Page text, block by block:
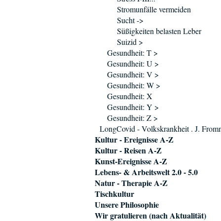
Stromunfälle vermeiden
Sucht ->
Süßigkeiten belasten Leber
Suizid >
Gesundheit: T >
Gesundheit: U >
Gesundheit: V >
Gesundheit: W >
Gesundheit: X
Gesundheit: Y >
Gesundheit: Z >
LongCovid - Volkskrankheit . J.
Kultur - Ereignisse A-Z
Kultur - Reisen A-Z
Kunst-Ereignisse A-Z
Lebens- & Arbeitswelt 2.0 - 5.0
Natur - Therapie A-Z
Tischkultur
Unsere Philosophie
Wir gratulieren (nach Aktualität)